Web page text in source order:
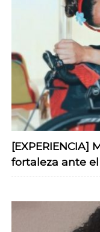
[EXPERIENCIA]
fortaleza ante el